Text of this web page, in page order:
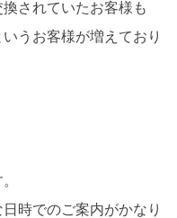
されていたお客様も
うお客様が増えており
時でのご案内がかなり